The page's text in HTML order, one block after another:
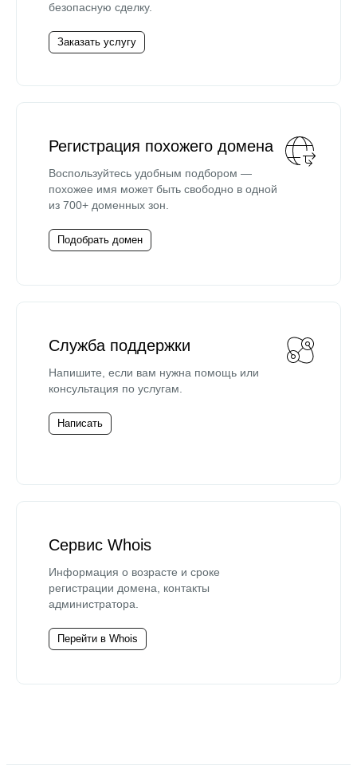
безопасную сделку.
Заказать услугу
Регистрация похожего домена
Воспользуйтесь удобным подбором —
похожее имя может быть свободно в одной
из 700+ доменных зон.
Подобрать домен
Служба поддержки
Напишите, если вам нужна помощь или
консультация по услугам.
Написать
Сервис Whois
Информация о возрасте и сроке
регистрации домена, контакты
администратора.
Перейти в Whois